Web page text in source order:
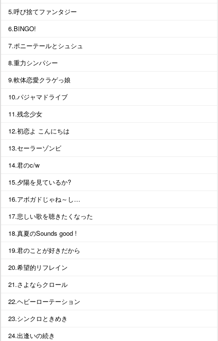
5.呼び捨てファンタジー
6.BINGO!
7.ポニーテールとシュシュ
8.重力シンパシー
9.軟体恋愛クラゲっ娘
10.パジャマドライブ
11.残念少女
12.初恋よ こんにちは
13.セーラーゾンビ
14.君のc/w
15.夕陽を見ているか?
16.アボガドじゃね～し…
17.悲しい歌を聴きたくなった
18.真夏のSounds good !
19.君のことが好きだから
20.希望的リフレイン
21.さよならクロール
22.ヘビーローテーション
23.シンクロときめき
24.出逢いの続き